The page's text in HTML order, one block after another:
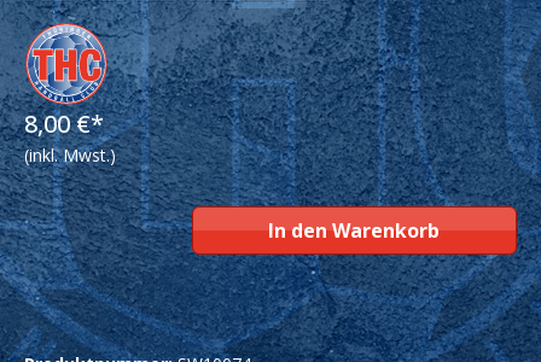
8,00 €*
(inkl. Mwst.)
In den Warenkorb